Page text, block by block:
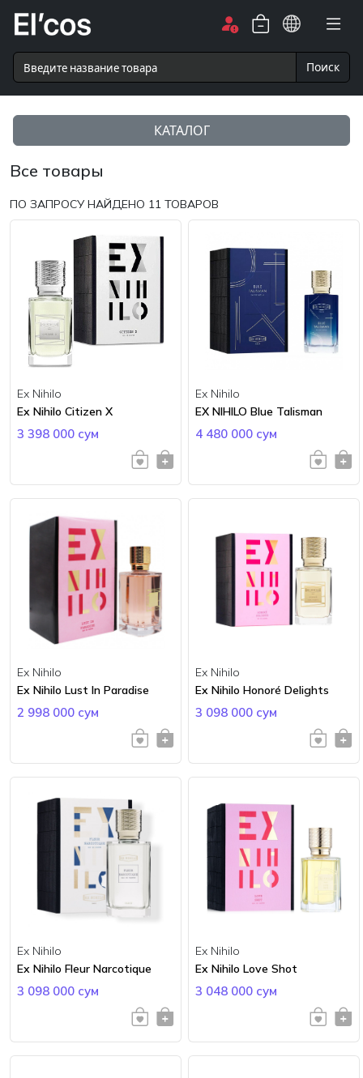
Поиск
КАТАЛОГ
Все товары
ПО ЗАПРОСУ НАЙДЕНО 11 ТОВАРОВ
Ex Nihilo
Ex Nihilo Citizen X
3 398 000 сум
Ex Nihilo
EX NIHILO Blue Talisman
4 480 000 сум
Ex Nihilo
Ex Nihilo Lust In Paradise
2 998 000 сум
Ex Nihilo
Ex Nihilo Honoré Delights
3 098 000 сум
Ex Nihilo
Ex Nihilo Fleur Narcotique
3 098 000 сум
Ex Nihilo
Ex Nihilo Love Shot
3 048 000 сум